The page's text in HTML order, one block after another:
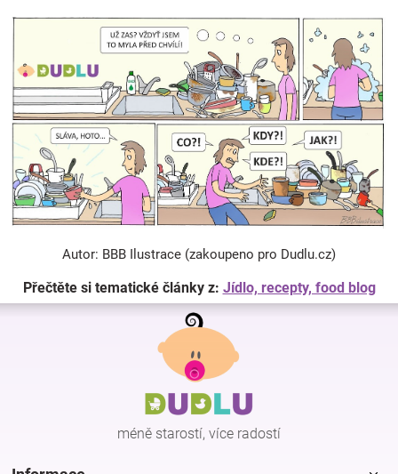
Autor: BBB Ilustrace (zakoupeno pro Dudlu.cz)
Přečtěte si tematické články z: Jídlo, recepty, food blog
Z
méně starostí, více radostí